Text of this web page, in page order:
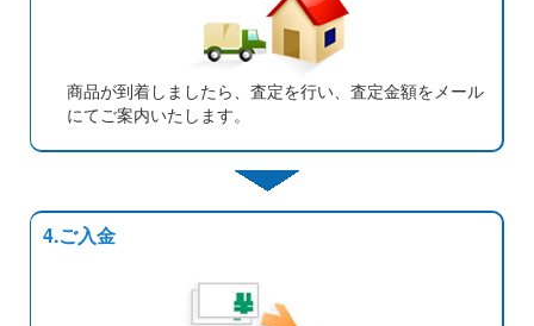
商品が到着しましたら、査定を行い、査定金額をメール
にてご案内いたします。
4.ご入金